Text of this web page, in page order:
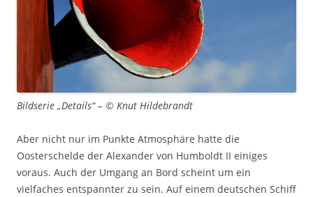
Bildserie „Details“ – © Knut Hildebrandt
Aber nicht nur im Punkte Atmosphäre hatte die
Oosterschelde der Alexander von Humboldt II einiges
voraus. Auch der Umgang an Bord scheint um ein
vielfaches entspannter zu sein. Auf einem deutschen Schiff